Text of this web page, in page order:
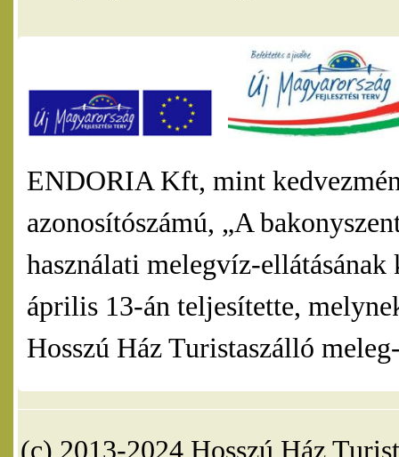
ENDORIA Kft, mint
azonosítószámú, „A
használati melegvíz-
április 13-án teljesítette,
Hosszú Ház Turistaszálló
(c) 2013-2024 Hosszú Ház